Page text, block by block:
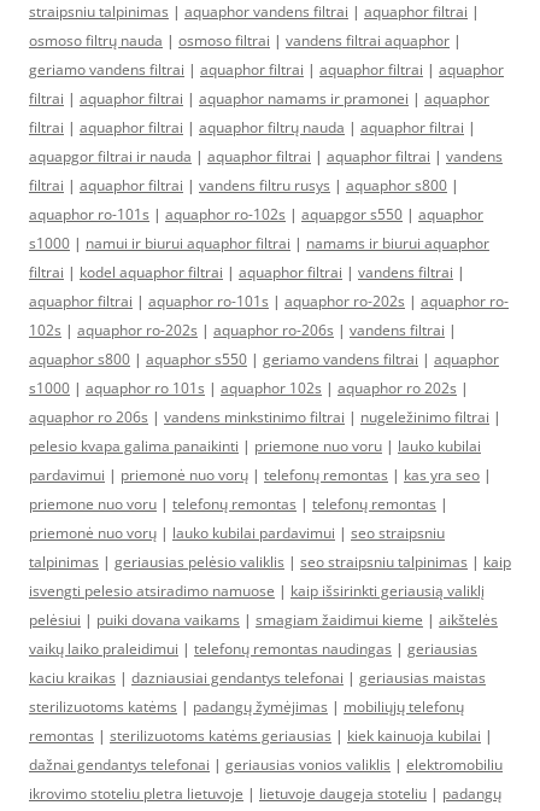
straipsniu talpinimas | aquaphor vandens filtrai | aquaphor filtrai |
osmoso filtrų nauda | osmoso filtrai | vandens filtrai aquaphor |
geriamo vandens filtrai | aquaphor filtrai | aquaphor filtrai | aquaphor
filtrai | aquaphor filtrai | aquaphor namams ir pramonei | aquaphor
filtrai | aquaphor filtrai | aquaphor filtrų nauda | aquaphor filtrai |
aquapgor filtrai ir nauda | aquaphor filtrai | aquaphor filtrai | vandens
filtrai | aquaphor filtrai | vandens filtru rusys | aquaphor s800 |
aquaphor ro-101s | aquaphor ro-102s | aquapgor s550 | aquaphor
s1000 | namui ir biurui aquaphor filtrai | namams ir biurui aquaphor
filtrai | kodel aquaphor filtrai | aquaphor filtrai | vandens filtrai |
aquaphor filtrai | aquaphor ro-101s | aquaphor ro-202s | aquaphor ro-
102s | aquaphor ro-202s | aquaphor ro-206s | vandens filtrai |
aquaphor s800 | aquaphor s550 | geriamo vandens filtrai | aquaphor
s1000 | aquaphor ro 101s | aquaphor 102s | aquaphor ro 202s |
aquaphor ro 206s | vandens minkstinimo filtrai | nugeležinimo filtrai |
pelesio kvapa galima panaikinti | priemone nuo voru | lauko kubilai
pardavimui | priemonė nuo vorų | telefonų remontas | kas yra seo |
priemone nuo voru | telefonų remontas | telefonų remontas |
priemonė nuo vorų | lauko kubilai pardavimui | seo straipsniu
talpinimas | geriausias pelėsio valiklis | seo straipsniu talpinimas | kaip
isvengti pelesio atsiradimo namuose | kaip išsirinkti geriausią valiklį
pelėsiui | puiki dovana vaikams | smagiam žaidimui kieme | aikštelės
vaikų laiko praleidimui | telefonų remontas naudingas | geriausias
kaciu kraikas | dazniausiai gendantys telefonai | geriausias maistas
sterilizuotoms katėms | padangų žymėjimas | mobiliųjų telefonų
remontas | sterilizuotoms katėms geriausias | kiek kainuoja kubilai |
dažnai gendantys telefonai | geriausias vonios valiklis | elektromobiliu
ikrovimo stoteliu pletra lietuvoje | lietuvoje daugeja stoteliu | padangų